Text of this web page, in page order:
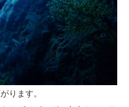
ります。